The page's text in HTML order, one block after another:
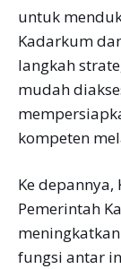
untuk
Kadarkum
langkah
mudah
kompeten
Ke
Pemerintah
fungsi antar